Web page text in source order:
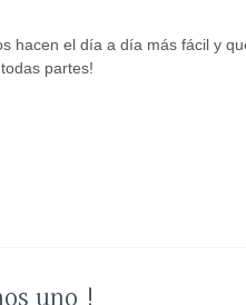
hacen el día a día más fácil y
partes!